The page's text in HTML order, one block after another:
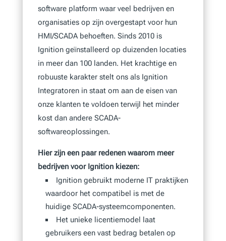
software platform waar veel bedrijven en
organisaties op zijn overgestapt voor hun
HMI/SCADA behoeften. Sinds 2010 is
Ignition geïnstalleerd op duizenden locaties
in meer dan 100 landen. Het krachtige en
robuuste karakter stelt ons als Ignition
Integratoren in staat om aan de eisen van
onze klanten te voldoen terwijl het minder
kost dan andere SCADA-
softwareoplossingen.
Hier zijn een paar redenen waarom meer
bedrijven voor Ignition kiezen:
Ignition gebruikt moderne IT praktijken
waardoor het compatibel is met de
huidige SCADA-systeemcomponenten.
Het unieke licentiemodel laat
gebruikers een vast bedrag betalen op